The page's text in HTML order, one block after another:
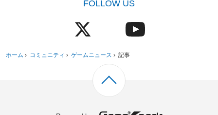
FOLLOW US
ホーム › コミュニティ › ゲームニュース › 記事